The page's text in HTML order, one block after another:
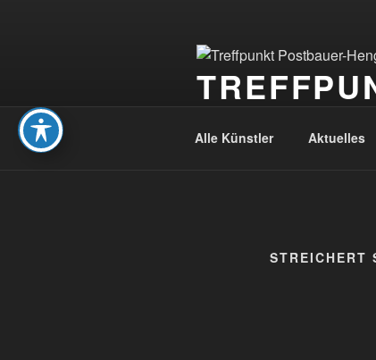
Alle Künstler Aktuelles
STREICHERT